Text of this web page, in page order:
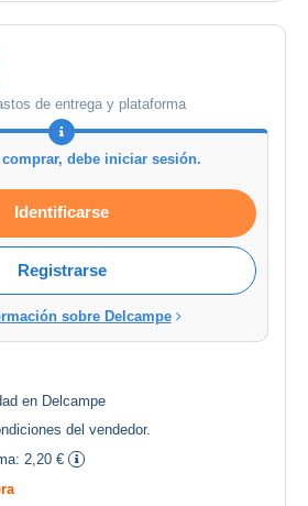
de entrega y plataforma
comprar, debe iniciar sesión.
Identificarse
Registrarse
sobre Delcampe
en Delcampe
del vendedor.
2,20 €